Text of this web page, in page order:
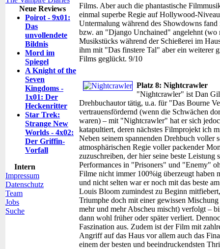
Neue Reviews
Poirot - 9x01:
Das
unvollendete
Bildnis
Mord im
Spiegel
A Knight of the
Seven
Kingdoms -
1x01: Der
Heckenritter
Star Trek:
Strange New
Worlds - 4x02:
Der Griffin-
Vorfall
Intern
Impressum
Datenschutz
Team
Jobs
Suche
Films. Aber auch die phantastische
einmal superbe Regie auf Hollywood-
Untermalung während des Showdowns fand
bzw. an "Django Unchained" angelehnt (wo
Musikstücks während der Schießerei im
ihm mit "Das finstere Tal" aber ein weiterer
Films geglückt. 9/10
Platz 8: Nightcrawler
"Nightcrawler" ist Dan
Drehbuchautor tätig, u.a. für "Das Bourne
vertrauensfördernd (wenn die Schwächen
waren) – mit "Nightcrawler" hat er sich
katapultiert, deren nächstes Filmprojekt ich
Neben seinem spannenden Drehbuch voller
atmosphärischen Regie voller packender
zuzuschreiben, der hier seine beste
Performances in "Prisoners" und "Enemy"
Filme nicht immer 100%ig überzeugt haben
und nicht selten war er noch mit das beste
Louis Bloom zumindest zu Beginn
Triumphe doch mit einer gewissen
mehr und mehr Abscheu mischt) verfolgt –
dann wohl früher oder später verliert.
Faszination aus. Zudem ist der Film mit
Angriff auf das Haus vor allem auch das
einem der besten und beeindruckendsten